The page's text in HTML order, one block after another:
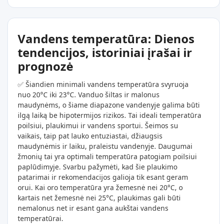
Vandens temperatūra: Dienos
tendencijos, istoriniai įrašai ir
prognozė
✅ Šiandien minimali vandens temperatūra svyruoja
nuo 20°C iki 23°C. Vanduo šiltas ir malonus
maudynėms, o šiame diapazone vandenyje galima būti
ilgą laiką be hipotermijos rizikos. Tai ideali temperatūra
poilsiui, plaukimui ir vandens sportui. Šeimos su
vaikais, taip pat lauko entuziastai, džiaugsis
maudynėmis ir laiku, praleistu vandenyje. Daugumai
žmonių tai yra optimali temperatūra patogiam poilsiui
paplūdimyje. Svarbu pažymėti, kad šie plaukimo
patarimai ir rekomendacijos galioja tik esant geram
orui. Kai oro temperatūra yra žemesnė nei 20°C, o
kartais net žemesnė nei 25°C, plaukimas gali būti
nemalonus net ir esant gana aukštai vandens
temperatūrai.